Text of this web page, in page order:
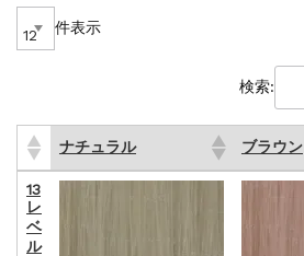
件表示
検索:
ナチュラル ブラウン
ナチュラル ブラウン
13
レ
ベ
ル